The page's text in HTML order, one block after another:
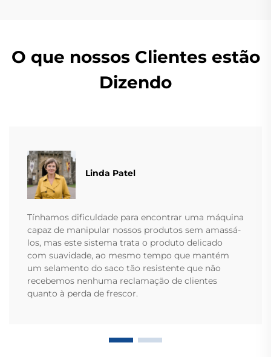
O que nossos Clientes estão
Dizendo
Linda Patel
Tínhamos dificuldade para encontrar uma máquina
capaz de manipular nossos produtos sem amassá-
los, mas este sistema trata o produto delicado
com suavidade, ao mesmo tempo que mantém
um selamento do saco tão resistente que não
recebemos nenhuma reclamação de clientes
quanto à perda de frescor.